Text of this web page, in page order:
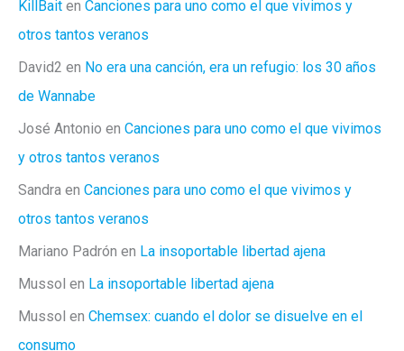
KillBait en Canciones para uno como el que vivimos y
otros tantos veranos
David2 en No era una canción, era un refugio: los 30 años
de Wannabe
José Antonio en Canciones para uno como el que vivimos
y otros tantos veranos
Sandra en Canciones para uno como el que vivimos y
otros tantos veranos
Mariano Padrón en La insoportable libertad ajena
Mussol en La insoportable libertad ajena
Mussol en Chemsex: cuando el dolor se disuelve en el
consumo